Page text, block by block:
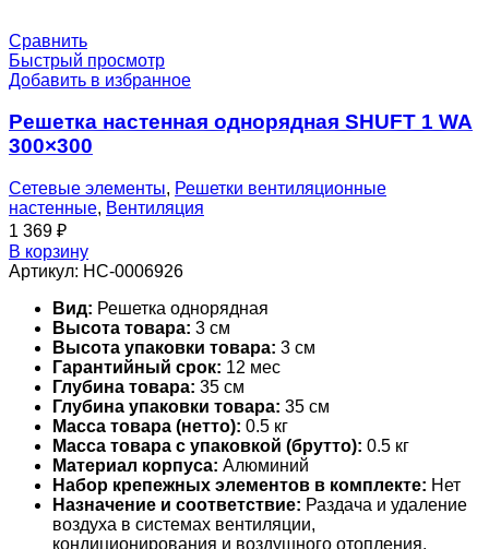
Сравнить
Быстрый просмотр
Добавить в избранное
Решетка настенная однорядная SHUFT 1 WA
300×300
Сетевые элементы, Решетки вентиляционные
настенные, Вентиляция
1 369 ₽
В корзину
Артикул: НС-0006926
Вид: Решетка однорядная
Высота товара: 3 см
Высота упаковки товара: 3 см
Гарантийный срок: 12 мес
Глубина товара: 35 см
Глубина упаковки товара: 35 см
Масса товара (нетто): 0.5 кг
Масса товара с упаковкой (брутто): 0.5 кг
Материал корпуса: Алюминий
Набор крепежных элементов в комплекте: Нет
Назначение и соответствие: Раздача и удаление
воздуха в системах вентиляции,
кондиционирования и воздушного отопления.